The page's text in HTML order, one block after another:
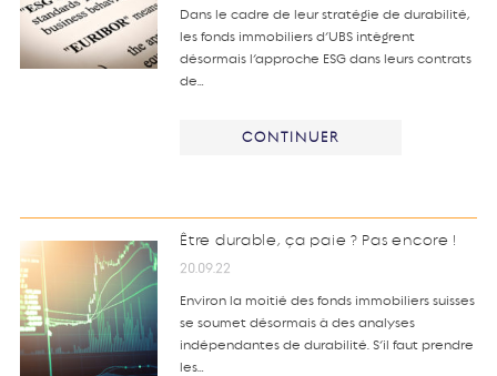
Dans le cadre de leur stratégie de durabilité,
les fonds immobiliers d’UBS intègrent
désormais l’approche ESG dans leurs contrats
de…
CONTINUER
Être durable, ça paie ? Pas encore !
20.09.22
Environ la moitié des fonds immobiliers suisses
se soumet désormais à des analyses
indépendantes de durabilité. S’il faut prendre
les…